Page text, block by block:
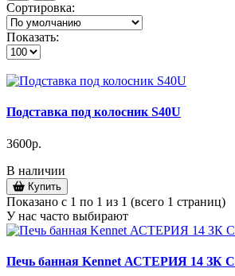
Сортировка:
Показать:
Подставка под колосник S40U
3600р.
В наличии
Купить
Показано с 1 по 1 из 1 (всего 1 страниц)
У нас часто выбирают
Печь банная Kennet АСТЕРИЯ 14 ЗК